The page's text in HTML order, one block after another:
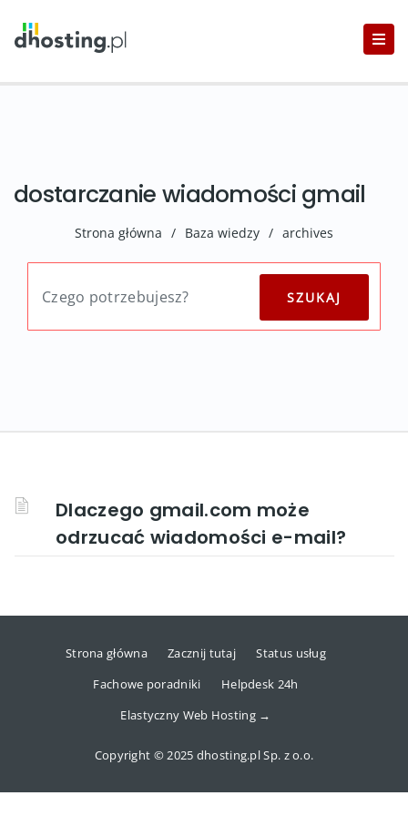
dostarczanie wiadomości gmail
Strona główna / Baza wiedzy / archives
Dlaczego gmail.com może
odrzucać wiadomości e-mail?
Strona główna Zacznij tutaj
Status usług
Fachowe poradniki
Helpdesk 24h
Elastyczny Web Hosting →
Copyright © 2025 dhosting.pl Sp. z o.o.